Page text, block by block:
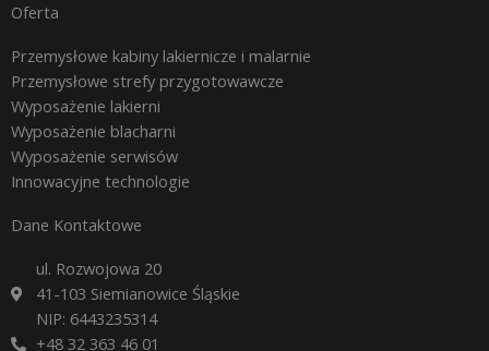
Oferta
Przemysłowe kabiny lakiernicze i malarnie
Przemysłowe strefy przygotowawcze
Wyposażenie lakierni
Wyposażenie blacharni
Wyposażenie serwisów
Innowacyjne technologie
Dane Kontaktowe
ul. Rozwojowa 20
41-103 Siemianowice Śląskie
NIP: 6443235314
+48 32 363 46 01